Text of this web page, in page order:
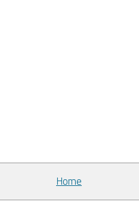
Home